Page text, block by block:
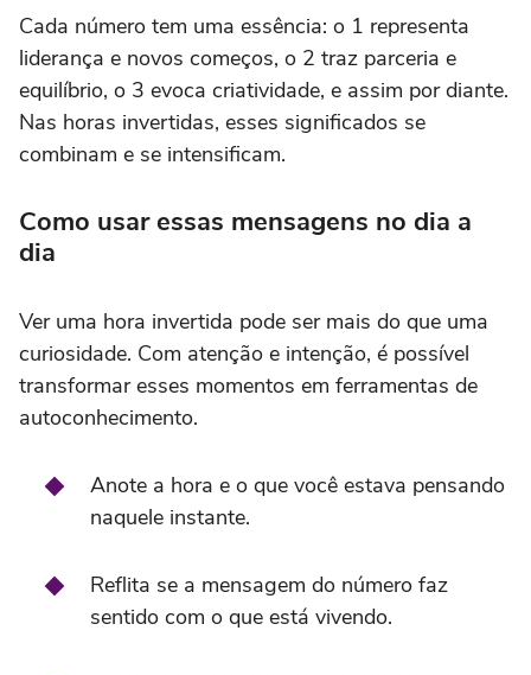
Cada número tem uma essência: o 1 representa
liderança e novos começos, o 2 traz parceria e
equilíbrio, o 3 evoca criatividade, e assim por diante.
Nas horas invertidas, esses significados se
combinam e se intensificam.
Como usar essas mensagens no dia a
dia
Ver uma hora invertida pode ser mais do que uma
curiosidade. Com atenção e intenção, é possível
transformar esses momentos em ferramentas de
autoconhecimento.
Anote a hora e o que você estava pensando
naquele instante.
Reflita se a mensagem do número faz
sentido com o que está vivendo.